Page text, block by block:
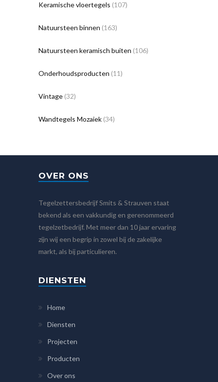
Keramische vloertegels (107)
Natuursteen binnen (163)
Natuursteen keramisch buiten (106)
Onderhoudsproducten (11)
Vintage (32)
Wandtegels Mozaiek (34)
OVER ONS
Tegelzettersbedrijf Smits & Strauven staat
bekend als een vakkundig en gerenommeerd
tegelzetbedrijf. Met meer dan 10 jaar ervaring
zijn wij een begrip in zowel bij de zakelijke
markt, als bij particulieren.
DIENSTEN
Home
Diensten
Projecten
Producten
Over ons